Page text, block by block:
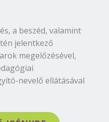
a beszéd, valamint
jelentkező
megelőzésével,
nevelő ellátásával